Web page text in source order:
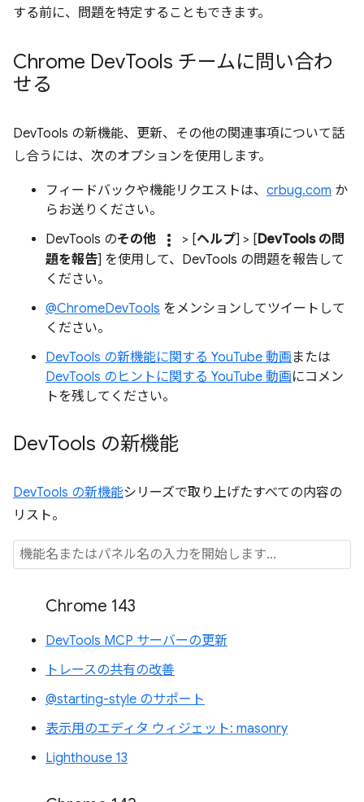
する前に、問題を特定することもできます。
Chrome DevTools チームに問い合わ
せる
DevTools の新機能、更新、その他の関連事項について話
し合うには、次のオプションを使用します。
フィードバックや機能リクエストは、 crbug.com か
らお送りください。
DevTools のその他 more_vert > [ヘルプ] > [DevTools の問
題を報告] を使用して、DevTools の問題を報告して
ください。
@ChromeDevTools をメンションしてツイートして
ください。
DevTools の新機能に関する YouTube 動画 または
DevTools のヒントに関する YouTube 動画にコメン
トを残してください。
DevTools の新機能
DevTools の新機能シリーズで取り上げたすべての内容の
リスト。
Chrome 143
DevTools MCP サーバーの更新
トレースの共有の改善
@starting-style のサポート
表示用のエディタ ウィジェット: masonry
Lighthouse 13